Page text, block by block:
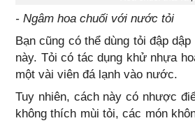
- Ngâm hoa chuối với nước tỏi
Bạn cũng có thể dùng tỏi đập
này. Tỏi có tác dụng khử nhựa
một vài viên đá lạnh vào nước.
Tuy nhiên, cách này có nhược
không thích mùi tỏi, các món